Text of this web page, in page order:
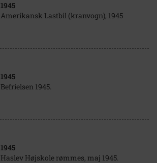
1945
Amerikansk Lastbil (kranvogn), 1945
1945
Befrielsen 1945.
1945
Haslev Højskole rømmes, maj 1945.